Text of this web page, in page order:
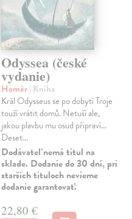
Odyssea (české
vydanie)
Homér| Kniha
Král Odysseus se po dobytí Troje
touží vrátit domů. Netuší ale,
jakou plavbu mu osud připraví…
Deset...
Dodávateľ nemá titul na
sklade. Dodanie do 30 dní, pri
starších tituloch nevieme
dodanie garantovať.
22,80 €